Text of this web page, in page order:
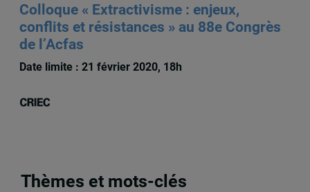
Colloque « Extractivisme : enjeux,
conflits et résistances » au 88e Congrès
de l’Acfas
Date limite : 21 février 2020, 18h
Thèmes et mots-clés